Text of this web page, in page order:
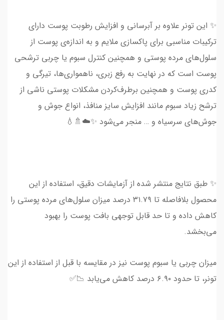
✨ این تونر علاوه‌ بر آبرسانی و افزایش رطوبت پوست دارای
ترکیبات مناسبی برای پاکسازی ملایم و به اندازه‌ی پوست از
سلول‌های مرده پوستی و همچنین کنترل سبوم یا چربی ترشحی
پوست است که در نهایت به رفع زبری، ناهمواری‌ها، تیرگی و
کدری پوست و همچنین برطرف‌کردن مشکلات پوستی ناشی از
ترشح زیاد سبوم مانند افزایش سایز منافذ، انواع جوش و
جوش‌های سرسیاه و … منجر می‌شود ✨☁️🚿💧
✨ طبق نتایج منتشر شده از آزمایشات دقیق، استفاده از این
محصول بلافاصله تا ۳۱.۷۹ درصد میزان سلول‌های مرده پوستی را
کاهش‌ داده و تا حد قابل توجهی بافت پوست را بهبود
می‌بخشد.
میزان چربی یا سبوم پوست نیز در مقایسه با قبل از استفاده از این
تونر، تا حدود ۶.۹۰ درصد کاهش می‌یابد 📉✅